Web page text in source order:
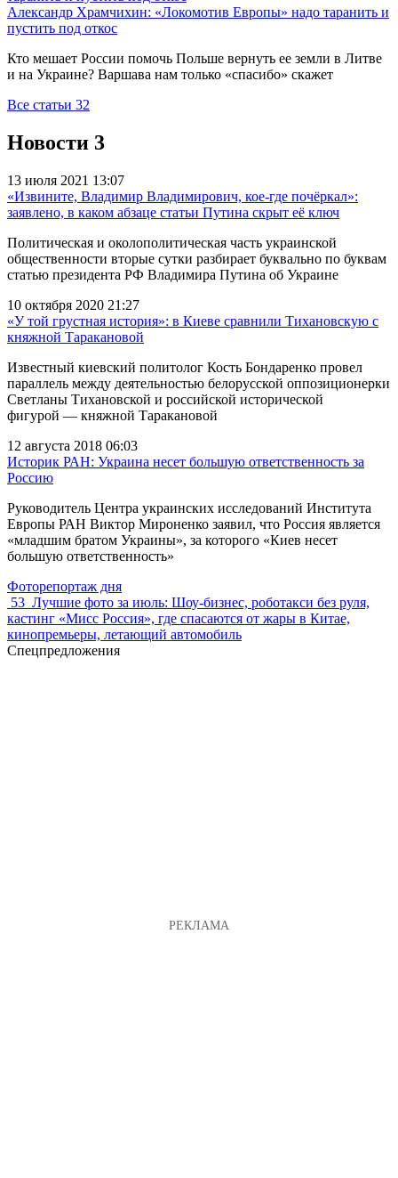
Александр Храмчихин: «Локомотив Европы» надо таранить и
пустить под откос
Кто мешает России помочь Польше вернуть ее земли в Литве
и на Украине? Варшава нам только «спасибо» скажет
Все статьи 32
Новости 3
13 июля 2021 13:07
«Извините, Владимир Владимирович, кое-где почёркал»:
заявлено, в каком абзаце статьи Путина скрыт её ключ
Политическая и околополитическая часть украинской
общественности вторые сутки разбирает буквально по буквам
статью президента РФ Владимира Путина об Украине
10 октября 2020 21:27
«У той грустная история»: в Киеве сравнили Тихановскую с
княжной Таракановой
Известный киевский политолог Кость Бондаренко провел
параллель между деятельностью белорусской оппозиционерки
Светланы Тихановской и российской исторической
фигурой — княжной Таракановой
12 августа 2018 06:03
Историк РАН: Украина несет большую ответственность за
Россию
Руководитель Центра украинских исследований Института
Европы РАН Виктор Мироненко заявил, что Россия является
«младшим братом Украины», за которого «Киев несет
большую ответственность»
Фоторепортаж дня
53 Лучшие фото за июль: Шоу-бизнес, роботакси без руля,
кастинг «Мисс Россия», где спасаются от жары в Китае,
кинопремьеры, летающий автомобиль
Спецпредложения